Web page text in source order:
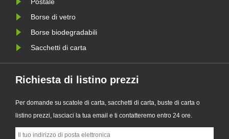
Postale
Borse di vetro
Borse biodegradabili
Sacchetti di carta
Richiesta di listino prezzi
Per domande su scatole di carta, sacchetti di carta, buste di carta o
listino prezzi, lasciaci la tua email e ti contatteremo entro 24 ore.